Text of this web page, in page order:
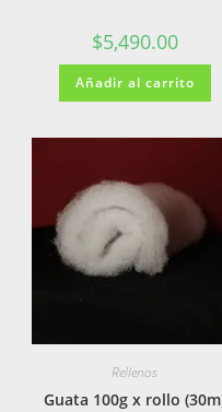
$5,490.00
Añadir al carrito
Rellenos
Guata 100g x rollo